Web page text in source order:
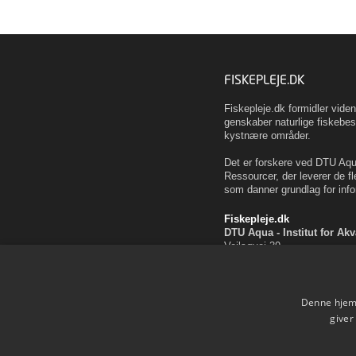
FISKEPLEJE.DK
Fiskepleje.dk formidler
genskaber naturlige
kystnære områder.
Det er forskere ved DTU
Ressourcer, der leverer de
som danner grundlag for
Fiskepleje.dk
DTU Aqua - Institut for
Vejlsøvej 39
Brug af personoplysninger
Denne
giver